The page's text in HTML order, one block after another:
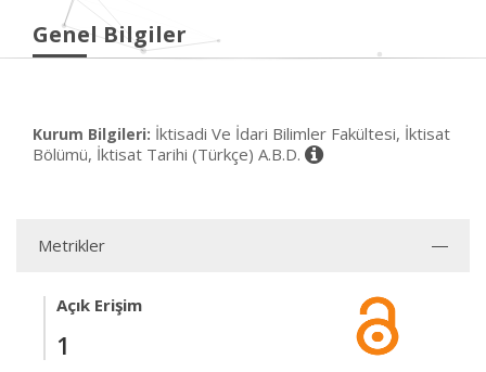
Genel Bilgiler
Kurum Bilgileri: İktisadi Ve İdari Bilimler Fakültesi, İktisat
Bölümü, İktisat Tarihi (Türkçe) A.B.D.
Metrikler
Açık Erişim
1